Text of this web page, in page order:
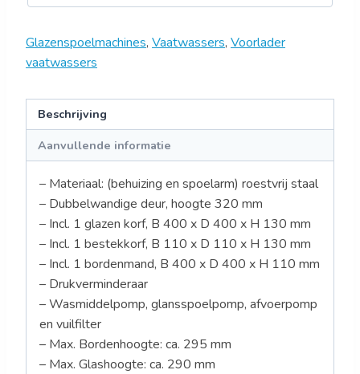
Glazenspoelmachines, Vaatwassers, Voorlader
vaatwassers
Beschrijving
Aanvullende informatie
– Materiaal: (behuizing en spoelarm) roestvrij staal
– Dubbelwandige deur, hoogte 320 mm
– Incl. 1 glazen korf, B 400 x D 400 x H 130 mm
– Incl. 1 bestekkorf, B 110 x D 110 x H 130 mm
– Incl. 1 bordenmand, B 400 x D 400 x H 110 mm
– Drukverminderaar
– Wasmiddelpomp, glansspoelpomp, afvoerpomp
en vuilfilter
– Max. Bordenhoogte: ca. 295 mm
– Max. Glashoogte: ca. 290 mm